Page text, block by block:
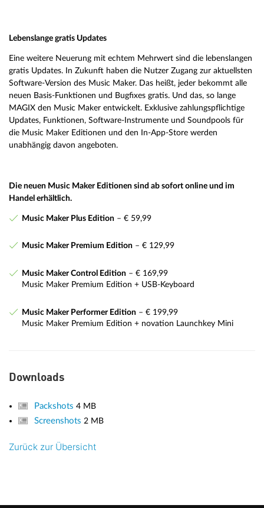
Lebenslange gratis Updates
Eine weitere Neuerung mit echtem Mehrwert sind die lebenslangen
gratis Updates. In Zukunft haben die Nutzer Zugang zur aktuellsten
Software-Version des Music Maker. Das heißt, jeder bekommt alle
neuen Basis-Funktionen und Bugfixes gratis. Und das, so lange
MAGIX den Music Maker entwickelt. Exklusive zahlungspflichtige
Updates, Funktionen, Software-Instrumente und Soundpools für
die Music Maker Editionen und den In-App-Store werden
unabhängig davon angeboten.
Die neuen Music Maker Editionen sind ab sofort online und im
Handel erhältlich.
Music Maker Plus Edition– € 59,99
Music Maker Premium Edition– € 129,99
Music Maker Control Edition– € 169,99
Music Maker Premium Edition + USB-Keyboard
Music Maker Performer Edition– € 199,99
Music Maker Premium Edition + novation Launchkey Mini
Downloads
Packshots4 MB
Screenshots 2 MB
Zurück zur Übersicht